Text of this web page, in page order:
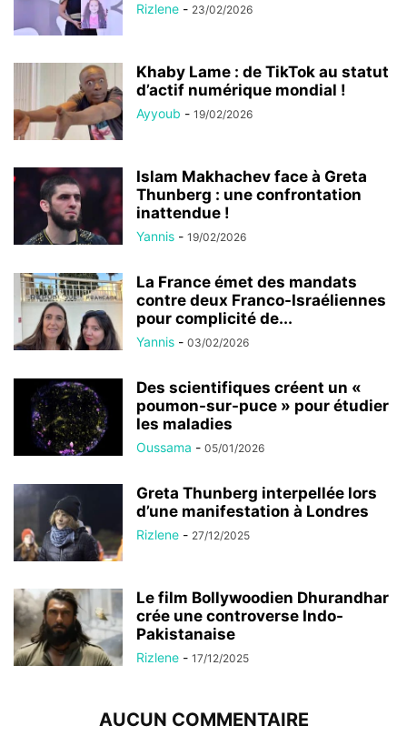
Rizlene - 23/02/2026
Khaby Lame : de TikTok au statut
d’actif numérique mondial !
Ayyoub - 19/02/2026
Islam Makhachev face à Greta
Thunberg : une confrontation
inattendue !
Yannis - 19/02/2026
La France émet des mandats
contre deux Franco-Israéliennes
pour complicité de...
Yannis - 03/02/2026
Des scientifiques créent un «
poumon-sur-puce » pour étudier
les maladies
Oussama - 05/01/2026
Greta Thunberg interpellée lors
d’une manifestation à Londres
Rizlene - 27/12/2025
Le film Bollywoodien Dhurandhar
crée une controverse Indo-
Pakistanaise
Rizlene - 17/12/2025
AUCUN COMMENTAIRE